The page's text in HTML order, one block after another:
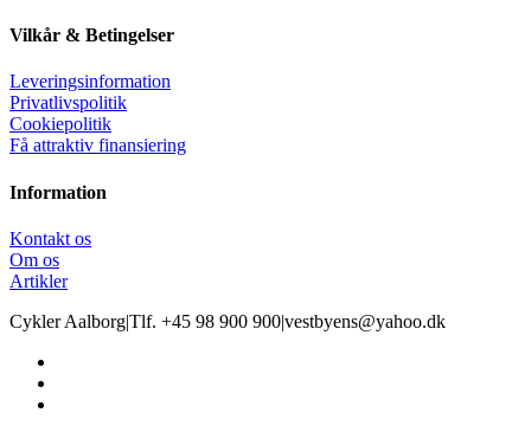
Vilkår & Betingelser
Leveringsinformation
Privatlivspolitik
Cookiepolitik
Få attraktiv finansiering
Information
Kontakt os
Om os
Artikler
Cykler Aalborg|Tlf. +45 98 900 900|vestbyens@yahoo.dk